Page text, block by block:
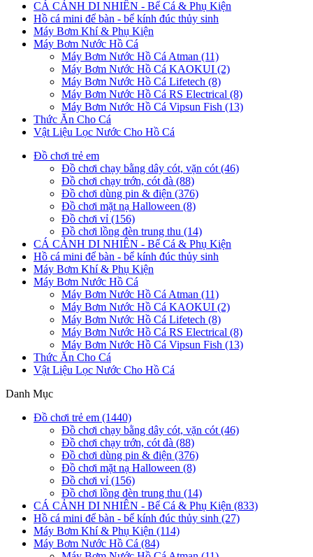
CÁ CẢNH DI NHIÊN - Bể Cá & Phụ Kiện
Hồ cá mini để bàn - bể kính đúc thủy sinh
Máy Bơm Khí & Phụ Kiện
Máy Bơm Nước Hồ Cá
Máy Bơm Nước Hồ Cá Atman (11)
Máy Bơm Nước Hồ Cá KAOKUI (2)
Máy Bơm Nước Hồ Cá Lifetech (8)
Máy Bơm Nước Hồ Cá RS Electrical (8)
Máy Bơm Nước Hồ Cá Vipsun Fish (13)
Thức Ăn Cho Cá
Vật Liệu Lọc Nước Cho Hồ Cá
Đồ chơi trẻ em
Đồ chơi chạy bằng dây cót, vặn cót (46)
Đồ chơi chạy trớn, cót đà (88)
Đồ chơi dùng pin & điện (376)
Đồ chơi mặt nạ Halloween (8)
Đồ chơi vỉ (156)
Đồ chơi lồng đèn trung thu (14)
CÁ CẢNH DI NHIÊN - Bể Cá & Phụ Kiện
Hồ cá mini để bàn - bể kính đúc thủy sinh
Máy Bơm Khí & Phụ Kiện
Máy Bơm Nước Hồ Cá
Máy Bơm Nước Hồ Cá Atman (11)
Máy Bơm Nước Hồ Cá KAOKUI (2)
Máy Bơm Nước Hồ Cá Lifetech (8)
Máy Bơm Nước Hồ Cá RS Electrical (8)
Máy Bơm Nước Hồ Cá Vipsun Fish (13)
Thức Ăn Cho Cá
Vật Liệu Lọc Nước Cho Hồ Cá
Danh Mục
Đồ chơi trẻ em (1440)
Đồ chơi chạy bằng dây cót, vặn cót (46)
Đồ chơi chạy trớn, cót đà (88)
Đồ chơi dùng pin & điện (376)
Đồ chơi mặt nạ Halloween (8)
Đồ chơi vỉ (156)
Đồ chơi lồng đèn trung thu (14)
CÁ CẢNH DI NHIÊN - Bể Cá & Phụ Kiện (833)
Hồ cá mini để bàn - bể kính đúc thủy sinh (27)
Máy Bơm Khí & Phụ Kiện (114)
Máy Bơm Nước Hồ Cá (84)